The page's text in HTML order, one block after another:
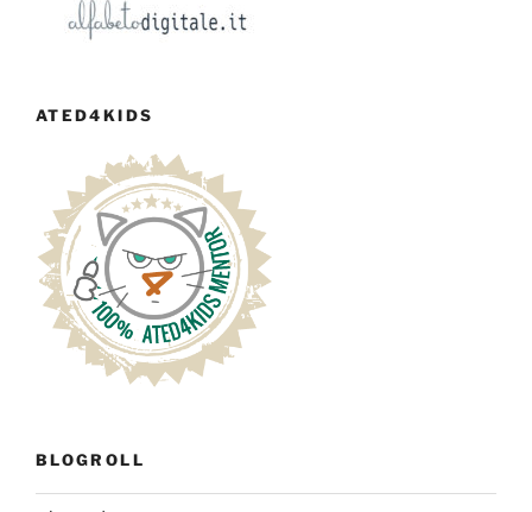
ATED4KIDS
BLOGROLL